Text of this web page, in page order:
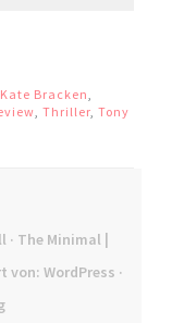
Kate Bracken
Thriller Tony
· The Minimal |
von: WordPress ·